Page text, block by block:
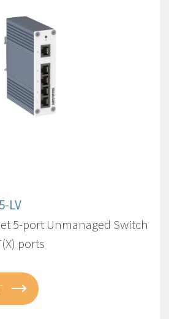
LV
5-port Unmanaged Switch
ports